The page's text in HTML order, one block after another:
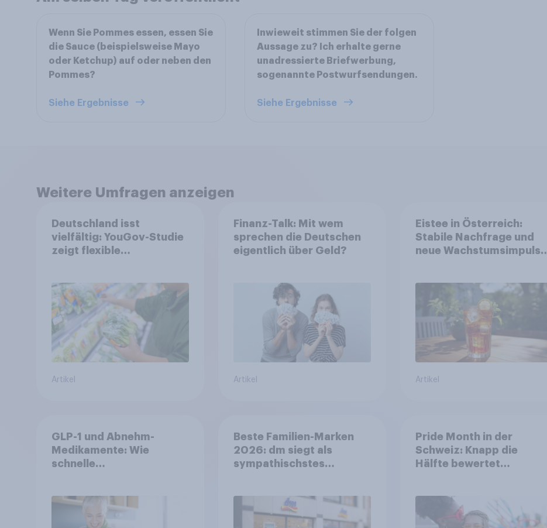
Wenn Sie Pommes essen, essen Sie
die Sauce (beispielsweise Mayo
oder Ketchup) auf oder neben den
Pommes?
Siehe Ergebnisse
Inwieweit stimmen Sie der folgen
Aussage zu? Ich erhalte gerne
unadressierte Briefwerbung,
sogenannte Postwurfsendungen.
Siehe Ergebnisse
Weitere Umfragen anzeigen
Deutschland isst
vielfältig: YouGov-Studie
zeigt flexible
Artikel
Finanz-Talk: Mit wem
sprechen die Deutschen
eigentlich über Geld?
Artikel
Eistee in Österreich:
Stabile Nachfrage und
neue Wachstumsimpulse
Artikel
GLP-1 und Abnehm-
Medikamente: Wie
schnelle
umgestalten
Beste Familien-Marken
2026: dm siegt als
sympathischstes
Pride Month in der
Schweiz: Knapp die
Hälfte bewertet
bleibt umstritten